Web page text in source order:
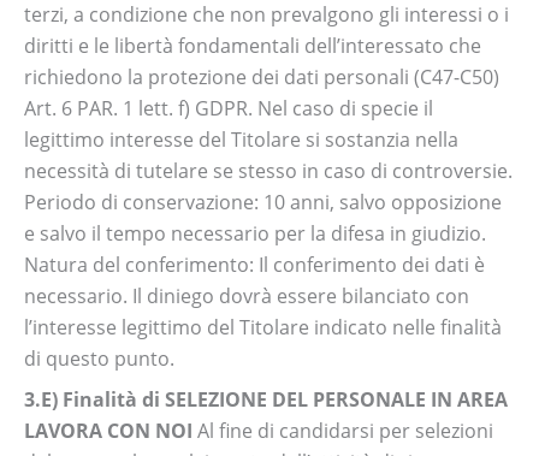
terzi, a condizione che non prevalgono gli interessi o i
diritti e le libertà fondamentali dell’interessato che
richiedono la protezione dei dati personali (C47-C50)
Art. 6 PAR. 1 lett. f) GDPR. Nel caso di specie il
legittimo interesse del Titolare si sostanzia nella
necessità di tutelare se stesso in caso di controversie.
Periodo di conservazione: 10 anni, salvo opposizione
e salvo il tempo necessario per la difesa in giudizio.
Natura del conferimento: Il conferimento dei dati è
necessario. Il diniego dovrà essere bilanciato con
l’interesse legittimo del Titolare indicato nelle finalità
di questo punto.
3.E) Finalità di SELEZIONE DEL PERSONALE IN AREA
LAVORA CON NOI Al fine di candidarsi per selezioni